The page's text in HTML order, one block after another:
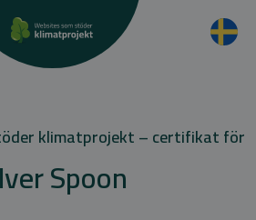
klimatprojekt – certifikat för
Spoon